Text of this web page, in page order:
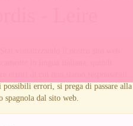
- Leire
possibili errori, si prega di passare alla
spagnola dal sito web.